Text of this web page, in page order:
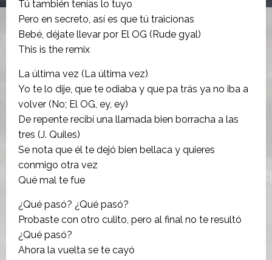
Tú también tenías lo tuyo
Pero en secreto, así es que tú traicionas
Bebé, déjate llevar por El OG (Rude gyal)
This is the remix
La última vez (La última vez)
Yo te lo dije, que te odiaba y que pa trás ya no iba a
volver (No; El OG, ey, ey)
De repente recibí una llamada bien borracha a las
tres (J. Quiles)
Se nota que él te dejó bien bellaca y quieres
conmigo otra vez
Qué mal te fue
¿Qué pasó? ¿Qué pasó?
Probaste con otro culito, pero al final no te resultó
¿Qué pasó?
Ahora la vuelta se te cayó